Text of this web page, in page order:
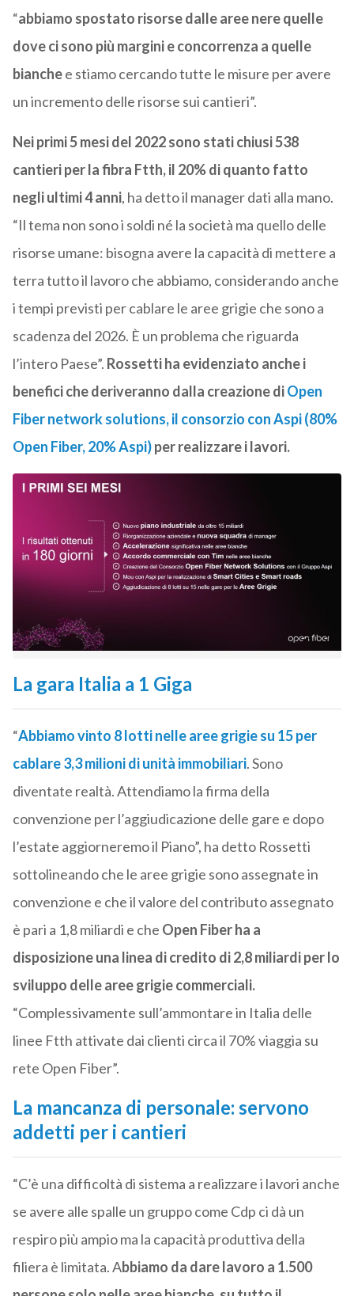
“abbiamo spostato risorse dalle aree nere quelle
dove ci sono più margini e concorrenza a quelle
bianchee stiamo cercando tutte le misure per avere
un incremento delle risorse sui cantieri”.
Nei primi 5 mesi del 2022 sono stati chiusi 538
cantieri per la fibra Ftth, il 20% di quanto fatto
negli ultimi 4 anni, ha detto il manager dati alla mano.
“Il tema non sono i soldi né la società ma quello delle
risorse umane: bisogna avere la capacità di mettere a
terra tutto il lavoro che abbiamo, considerando anche
i tempi previsti per cablare le aree grigie che sono a
scadenza del 2026. È un problema che riguarda
l’intero Paese”. Rossetti ha evidenziato anche i
benefici che deriveranno dalla creazione diOpen
Fiber network solutions, il consorzio con Aspi (80%
Open Fiber, 20% Aspi)per realizzare i lavori.
La gara Italia a 1 Giga
“Abbiamo vinto 8 lotti nelle aree grigie su 15 per
cablare 3,3 milioni di unità immobiliari. Sono
diventate realtà. Attendiamo la firma della
convenzione per l’aggiudicazione delle gare e dopo
l’estate aggiorneremo il Piano”, ha detto Rossetti
sottolineando che le aree grigie sono assegnate in
convenzione e che il valore del contributo assegnato
è pari a 1,8 miliardi e che Open Fiber ha a
disposizione una linea di credito di 2,8 miliardi per lo
sviluppo delle aree grigie commerciali.
“Complessivamente sull’ammontare in Italia delle
linee Ftth attivate dai clienti circa il 70% viaggia su
rete Open Fiber”.
La mancanza di personale: servono
addetti per i cantieri
“C’è una difficoltà di sistema a realizzare i lavori anche
se avere alle spalle un gruppo come Cdp ci dà un
respiro più ampio ma la capacità produttiva della
filiera è limitata. Abbiamo da dare lavoro a 1.500